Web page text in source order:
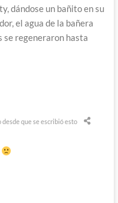
dándose un bañito en su
el agua de la bañera
se regeneraron hasta
desde que se escribió esto